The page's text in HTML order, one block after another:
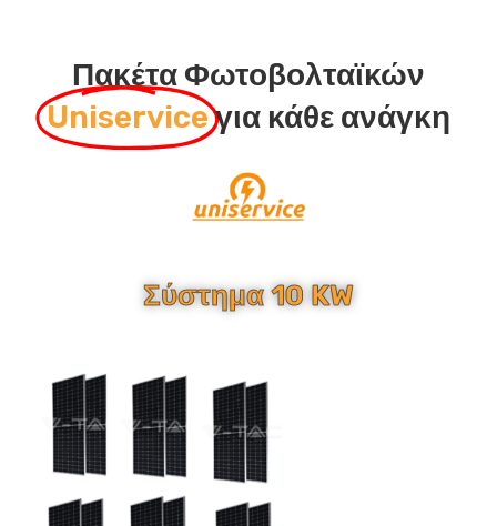
Πακέτα Φωτοβολταϊκών
Uniserviceγια κάθε ανάγκη
Σύστημα 10 KW